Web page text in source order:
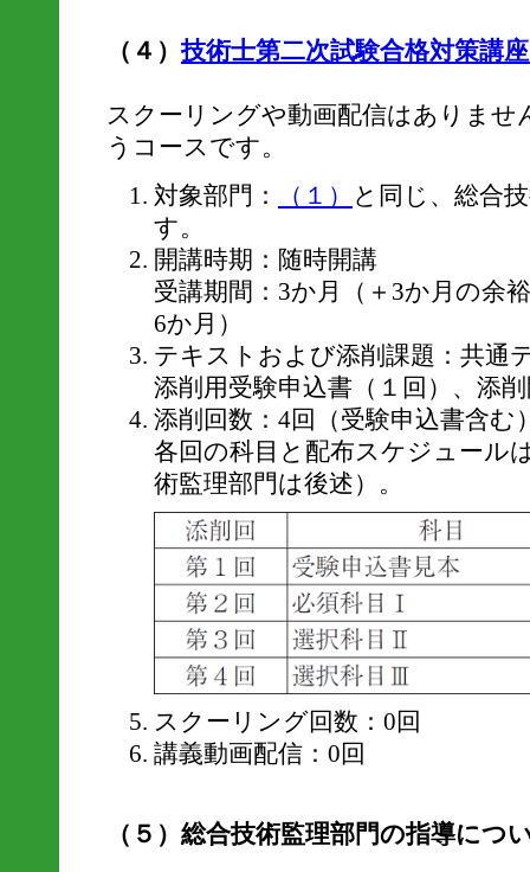
（４）技術士第二次試験合格対策講
スクーリングや動画配信はありませ
うコースです。
対象部門：
（１）
と同じ、総合
す。
開講時期：随時開講
受講期間：3か月（＋3か月の余
6か月）
テキストおよび添削課題：共通
添削用受験申込書（１回）、添
添削回数：4回（受験申込書含む
各回の科目と配布スケジュール
術監理部門は後述）。
スクーリング回数：0回
講義動画配信：0回
（５）総合技術監理部門の指導につ